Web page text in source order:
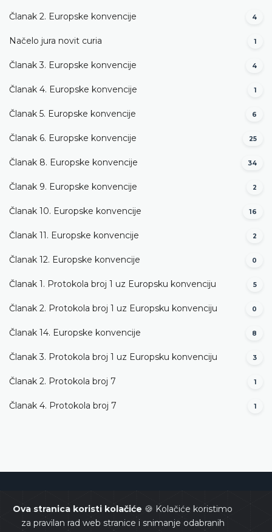
Ova stranica koristi kolačiće 🍪 Kolačiće koristimo
za pravilan rad web stranice i snimanje odabranih
Članak 2. Europske konvencije 4
Načelo jura novit curia 1
Članak 3. Europske konvencije 4
Članak 4. Europske konvencije 1
Članak 5. Europske konvencije 6
Članak 6. Europske konvencije 25
Članak 8. Europske konvencije 34
Članak 9. Europske konvencije 2
Članak 10. Europske konvencije 16
Članak 11. Europske konvencije 2
Članak 12. Europske konvencije 0
Članak 1. Protokola broj 1 uz Europsku konvenciju 5
Članak 2. Protokola broj 1 uz Europsku konvenciju 0
Članak 14. Europske konvencije 8
Članak 3. Protokola broj 1 uz Europsku konvenciju 3
Članak 2. Protokola broj 7 1
Članak 4. Protokola broj 7 1